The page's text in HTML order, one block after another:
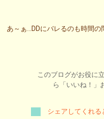
あ～ぁ…DDにバレるのも時間の
このブログがお役に
ら「いいね！」
シェアしてくれ